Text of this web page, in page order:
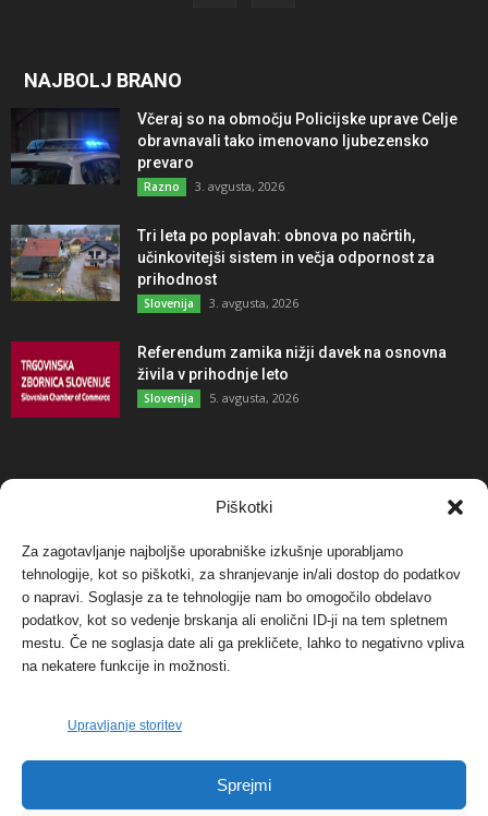
Piškotki
Za zagotavljanje najboljše uporabniške izkušnje uporabljamo
tehnologije, kot so piškotki, za shranjevanje in/ali dostop do podatkov
o napravi. Soglasje za te tehnologije nam bo omogočilo obdelavo
podatkov, kot so vedenje brskanja ali enolični ID-ji na tem spletnem
mestu. Če ne soglasja date ali ga prekličete, lahko to negativno vpliva
na nekatere funkcije in možnosti.
Upravljanje storitev
Sprejmi
NAJBOLJ BRANO
Včeraj so na območju Policijske uprave Celje
obravnavali tako imenovano ljubezensko
prevaro
Razno 3. avgusta, 2026
Tri leta po poplavah: obnova po načrtih,
učinkovitejši sistem in večja odpornost za
prihodnost
Slovenija 3. avgusta, 2026
Referendum zamika nižji davek na osnovna
živila v prihodnje leto
Slovenija 5. avgusta, 2026
NAJBOLJ KOMENTIRANO
Protest proti vetrnim elektrarnam na Ojstrici, v
svetu pa vedno bolj...
Dogodki 12. maja, 2017
Tožilstvo v Celovcu v korist elektrarnam
Verbund
FOTO: Razstava cvetličarskega mojstra Andreja
Dogodki 27. novembra, 2017